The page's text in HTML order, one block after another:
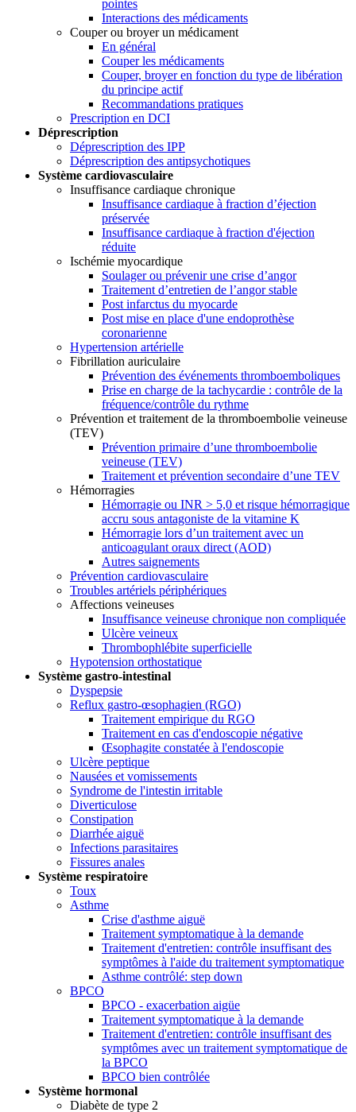
pointes
Interactions des médicaments
Couper ou broyer un médicament
En général
Couper les médicaments
Couper, broyer en fonction du type de libération
du principe actif
Recommandations pratiques
Prescription en DCI
Déprescription
Déprescription des IPP
Déprescription des antipsychotiques
Système cardiovasculaire
Insuffisance cardiaque chronique
Insuffisance cardiaque à fraction d’éjection
préservée
Insuffisance cardiaque à fraction d'éjection
réduite
Ischémie myocardique
Soulager ou prévenir une crise d’angor
Traitement d’entretien de l’angor stable
Post infarctus du myocarde
Post mise en place d'une endoprothèse
coronarienne
Hypertension artérielle
Fibrillation auriculaire
Prévention des événements thromboemboliques
Prise en charge de la tachycardie : contrôle de la
fréquence/contrôle du rythme
Prévention et traitement de la thromboembolie veineuse
(TEV)
Prévention primaire d’une thromboembolie
veineuse (TEV)
Traitement et prévention secondaire d’une TEV
Hémorragies
Hémorragie ou INR > 5,0 et risque hémorragique
accru sous antagoniste de la vitamine K
Hémorragie lors d’un traitement avec un
anticoagulant oraux direct (AOD)
Autres saignements
Prévention cardiovasculaire
Troubles artériels périphériques
Affections veineuses
Insuffisance veineuse chronique non compliquée
Ulcère veineux
Thrombophlébite superficielle
Hypotension orthostatique
Système gastro-intestinal
Dyspepsie
Reflux gastro-œsophagien (RGO)
Traitement empirique du RGO
Traitement en cas d'endoscopie négative
Œsophagite constatée à l'endoscopie
Ulcère peptique
Nausées et vomissements
Syndrome de l'intestin irritable
Diverticulose
Constipation
Diarrhée aiguë
Infections parasitaires
Fissures anales
Système respiratoire
Toux
Asthme
Crise d'asthme aiguë
Traitement symptomatique à la demande
Traitement d'entretien: contrôle insuffisant des
symptômes à l'aide du traitement symptomatique
Asthme contrôlé: step down
BPCO
BPCO - exacerbation aigüe
Traitement symptomatique à la demande
Traitement d'entretien: contrôle insuffisant des
symptômes avec un traitement symptomatique de
la BPCO
BPCO bien contrôlée
Système hormonal
Diabète de type 2